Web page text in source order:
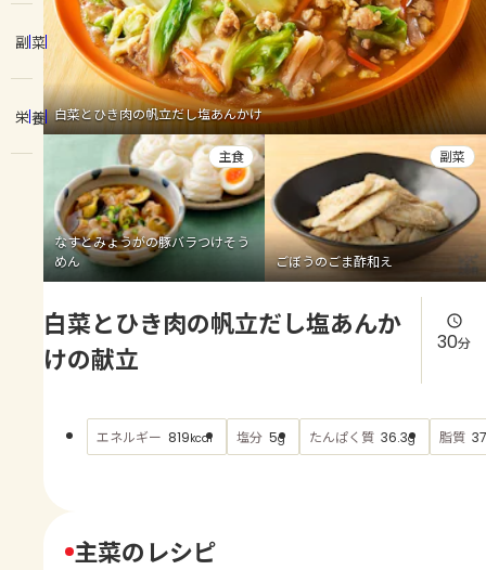
コンテンツ
レシピ
トーク
よくあるお問い合わせ
お買い物
AJINOMOTO PARK とは
ピーマン
みょうが ゴーヤ
副菜
栄養 白菜とひき肉の帆立だし塩あんかけ
なすとみょうがの豚バラつけそう
めん
主食
ごぼうのごま酢和え
副菜
白菜とひき肉の帆立だし塩あんか
けの献立
30分
エネルギー 819kcal 塩分 5g たんぱく質 36.3g 脂質 37
主菜のレシピ